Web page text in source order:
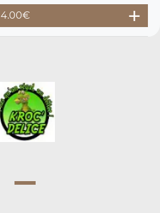
4.00€